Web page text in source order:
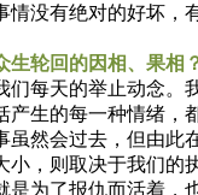
没有绝对的好坏，
生轮回的因相、果相
每天的举止动念。
产生的每一种情绪，
虽然会过去，但由此
小，则取决于我们的
是为了报仇而活着，